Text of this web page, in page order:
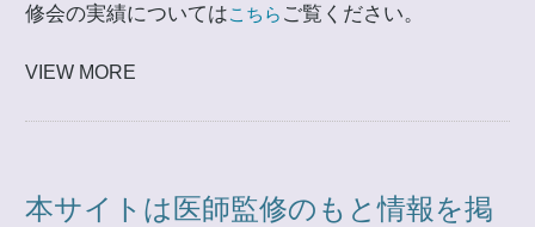
修会の実績についてはこちら ご覧ください。
VIEW MORE
本サイトは医師監修のもと情報を掲